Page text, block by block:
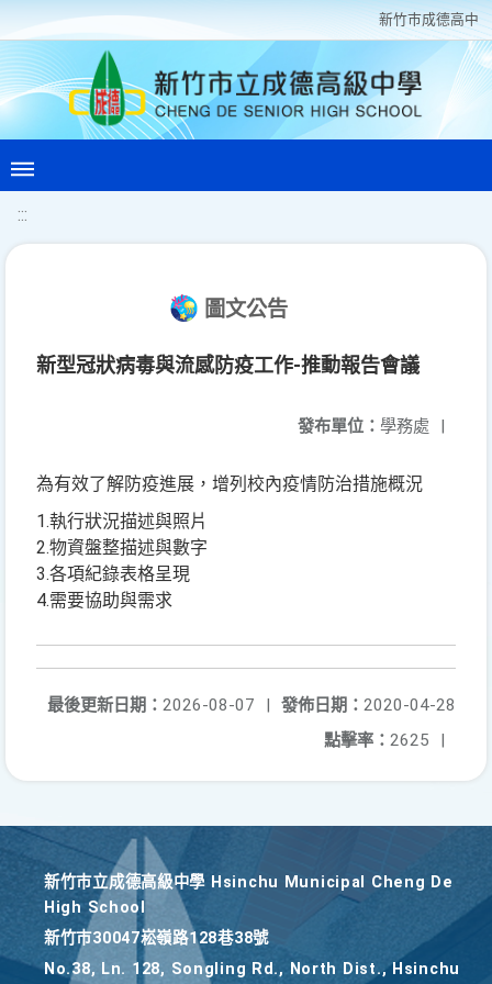
新竹巿成德高中
:::
圖文公告
新型冠狀病毒與流感防疫工作-推動報告會議
發布單位： 學務處 |
為有效了解防疫進展，增列校內疫情防治措施概況
1.執行狀況描述與照片
2.物資盤整描述與數字
3.各項紀錄表格呈現
4.需要協助與需求
發佈日期： 2020-04-28
最後更新日期： 2026-08-07
|
點擊率： 2625 |
新竹巿立成德高級中學 Hsinchu Municipal Cheng De
High School
新竹巿30047崧嶺路128巷38號
No.38, Ln. 128, Songling Rd., North Dist., Hsinchu